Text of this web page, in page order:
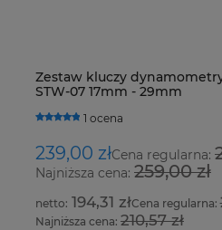
Zestaw kluczy
STW-07 17mm - 29mm
1 ocena
239,00 złCena regularna:
Najniższa cena: 259,00 zł
194,31 złCena regularna:
Najniższa cena: 210,57 zł